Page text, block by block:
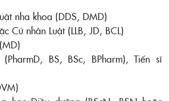
nha khoa (DDS, DMD)
Cử nhân Luật (LLB, JD, BCL)
BS, BSc, BPharm), Tiến sĩ